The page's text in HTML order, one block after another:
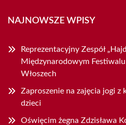
NAJNOWSZE WPISY
Reprezentacyjny Zespół
Międzynarodowym
Włoszech
Zaproszenie na zajęcia jogi z
dzieci
Oświęcim żegna Zdzisława